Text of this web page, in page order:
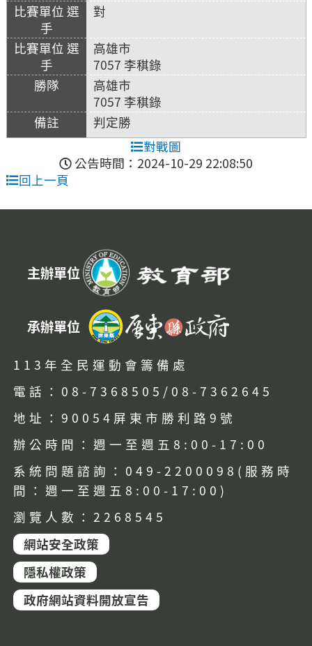
對
高雄市
7057 李稘錄
高雄市
7057 李稘錄
判定勝
對戰圖
公告時間：2024-10-29 22:08:50
回上一頁
主辦單位
承辦單位
113年全民運動會籌備處
電話：08-7368505/08-7362645
地址：90054屏東市勝利路9號
辦公時間：週一至週五8:00-17:00
系統問題諮詢：049-2200098(服務時
間：週一至週五8:00-17:00)
瀏覽人數：2268545